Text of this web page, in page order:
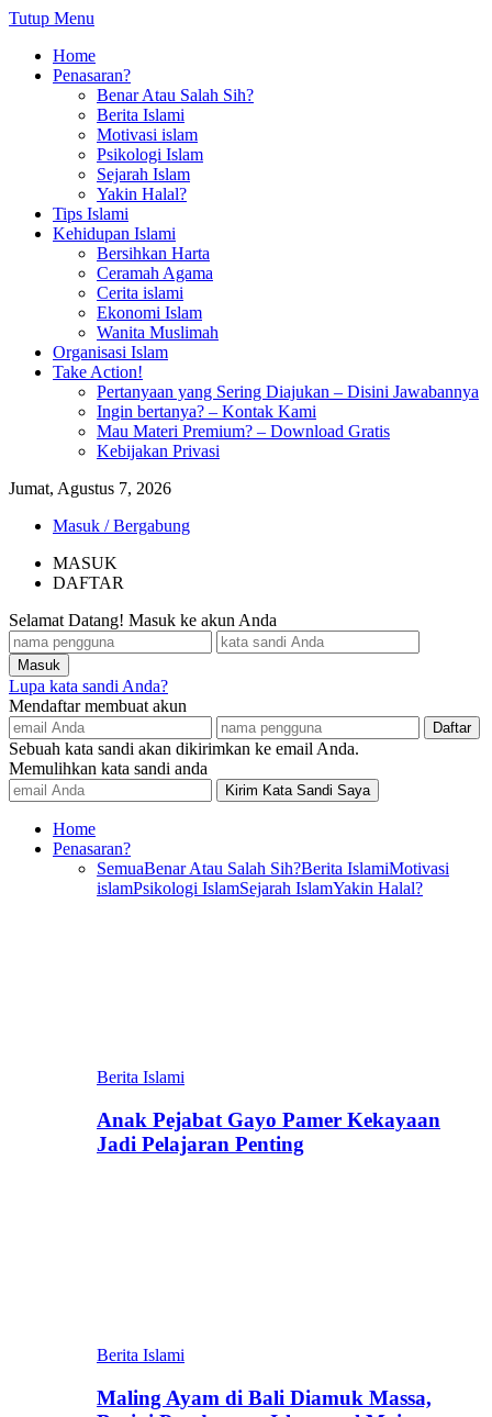
Tutup Menu
Home
Penasaran?
Benar Atau Salah Sih?
Berita Islami
Motivasi islam
Psikologi Islam
Sejarah Islam
Yakin Halal?
Tips Islami
Kehidupan Islami
Bersihkan Harta
Ceramah Agama
Cerita islami
Ekonomi Islam
Wanita Muslimah
Organisasi Islam
Take Action!
Pertanyaan yang Sering Diajukan – Disini Jawabannya
Ingin bertanya? – Kontak Kami
Mau Materi Premium? – Download Gratis
Kebijakan Privasi
Jumat, Agustus 7, 2026
Masuk / Bergabung
MASUK
DAFTAR
Selamat Datang! Masuk ke akun Anda
Lupa kata sandi Anda?
Mendaftar membuat akun
Sebuah kata sandi akan dikirimkan ke email Anda.
Memulihkan kata sandi anda
Home
Penasaran?
SemuaBenar Atau Salah Sih?Berita IslamiMotivasi
islamPsikologi IslamSejarah IslamYakin Halal?
Berita Islami
Anak Pejabat Gayo Pamer Kekayaan
Jadi Pelajaran Penting
Berita Islami
Maling Ayam di Bali Diamuk Massa,